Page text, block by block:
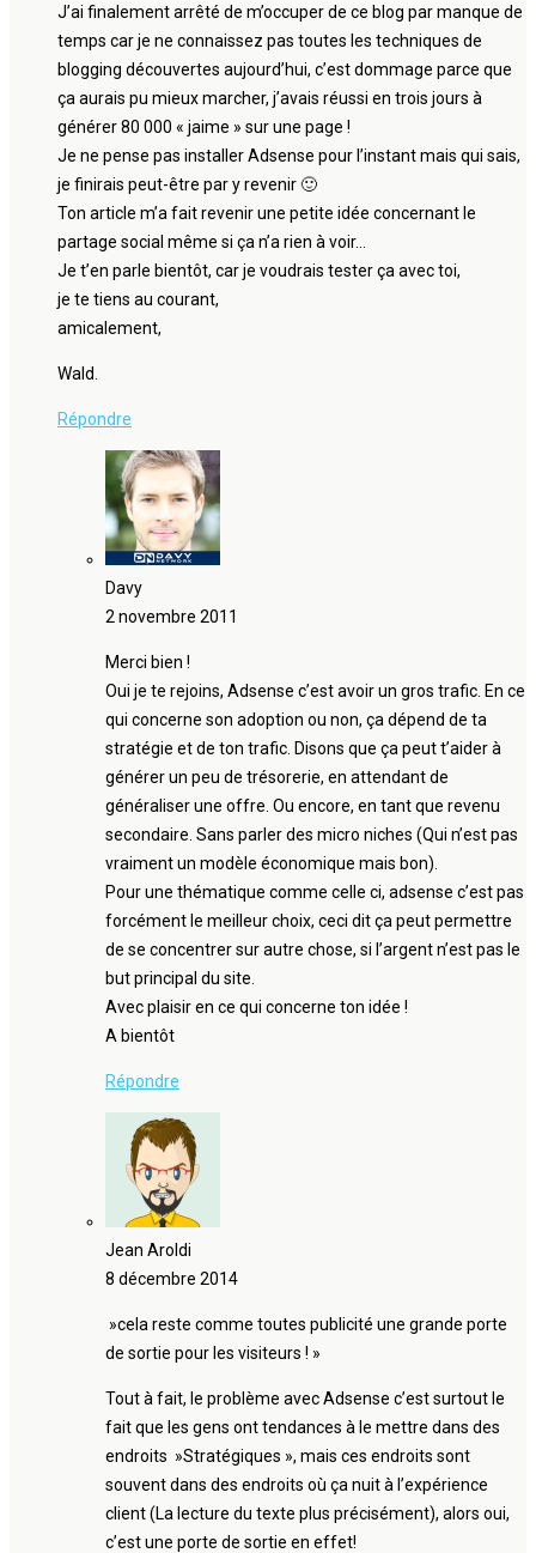
J’ai finalement arrêté de m’occuper de ce blog par manque de
temps car je ne connaissez pas toutes les techniques de
blogging découvertes aujourd’hui, c’est dommage parce que
ça aurais pu mieux marcher, j’avais réussi en trois jours à
générer 80 000 « jaime » sur une page !
Je ne pense pas installer Adsense pour l’instant mais qui sais,
je finirais peut-être par y revenir 🙂
Ton article m’a fait revenir une petite idée concernant le
partage social même si ça n’a rien à voir…
Je t’en parle bientôt, car je voudrais tester ça avec toi,
je te tiens au courant,
amicalement,
Wald.
Répondre
Davy
2 novembre 2011
Merci bien !
Oui je te rejoins, Adsense c’est avoir un gros trafic. En ce
qui concerne son adoption ou non, ça dépend de ta
stratégie et de ton trafic. Disons que ça peut t’aider à
générer un peu de trésorerie, en attendant de
généraliser une offre. Ou encore, en tant que revenu
secondaire. Sans parler des micro niches (Qui n’est pas
vraiment un modèle économique mais bon).
Pour une thématique comme celle ci, adsense c’est pas
forcément le meilleur choix, ceci dit ça peut permettre
de se concentrer sur autre chose, si l’argent n’est pas le
but principal du site.
Avec plaisir en ce qui concerne ton idée !
A bientôt
Répondre
Jean Aroldi
8 décembre 2014
»cela reste comme toutes publicité une grande porte
de sortie pour les visiteurs ! »
Tout à fait, le problème avec Adsense c’est surtout le
fait que les gens ont tendances à le mettre dans des
endroits »Stratégiques », mais ces endroits sont
souvent dans des endroits où ça nuit à l’expérience
client (La lecture du texte plus précisément), alors oui,
c’est une porte de sortie en effet!